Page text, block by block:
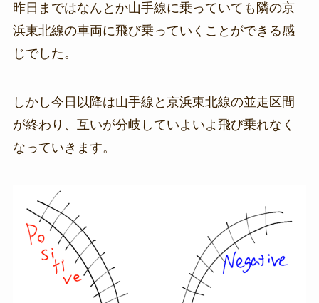
昨日まではなんとか山手線に乗っていても隣の京
浜東北線の車両に飛び乗っていくことができる感
じでした。
しかし今日以降は山手線と京浜東北線の並走区間
が終わり、互いが分岐していよいよ飛び乗れなく
なっていきます。